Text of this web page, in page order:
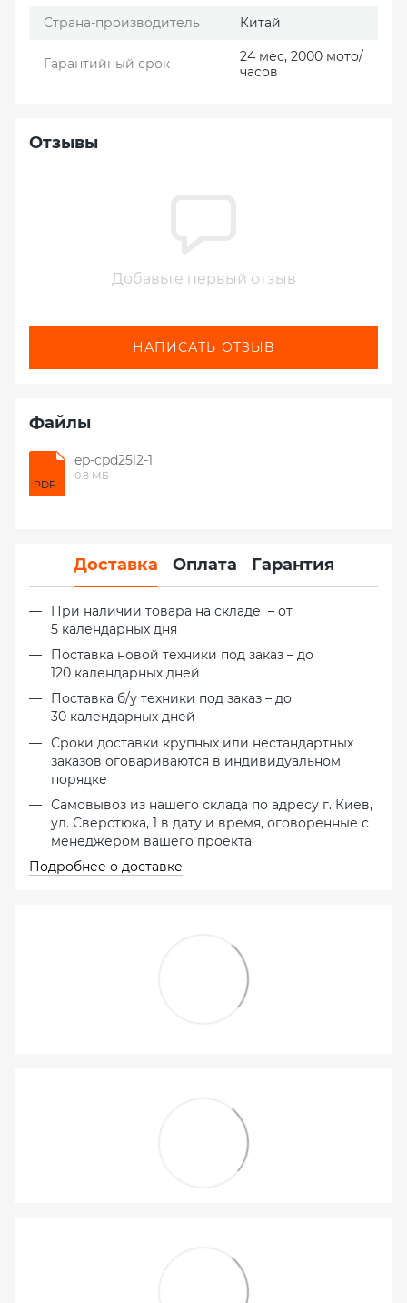
Страна-производитель Китай
Гарантийный срок
24 мес, 2000 мото/
часов
Отзывы
Добавьте первый отзыв
НАПИСАТЬ ОТЗЫВ
Файлы
PDF
ep-cpd25l2-1
0.8 МБ
Доставка Оплата Гарантия
При наличии товара на складе – от
5 календарных дня
Поставка новой техники под заказ – до
120 календарных дней
Поставка б/у техники под заказ – до
30 календарных дней
Сроки доставки крупных или нестандартных
заказов оговариваются в индивидуальном
порядке
Самовывоз из нашего склада по адресу г. Киев,
ул. Сверстюка, 1 в дату и время, оговоренные с
менеджером вашего проекта
Подробнее о доставке